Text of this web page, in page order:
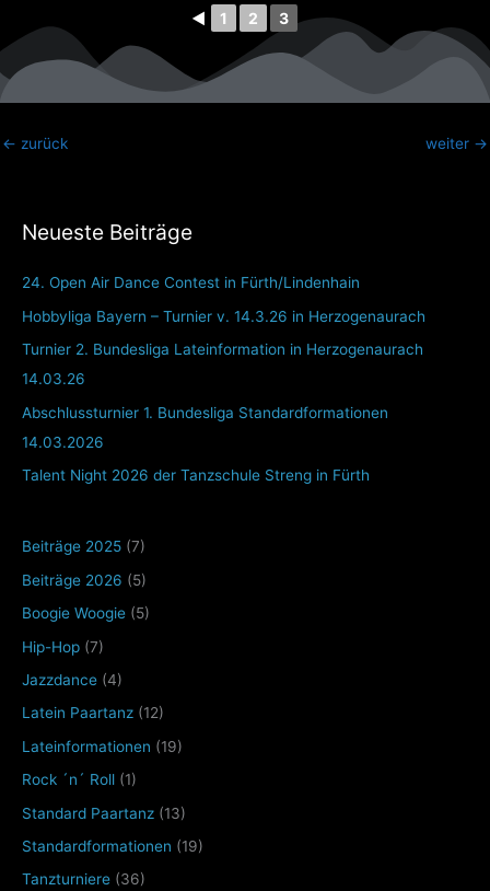
Neueste Beiträge
24. Open Air Dance Contest in Fürth/Lindenhain
Hobbyliga Bayern – Turnier v. 14.3.26 in Herzogenaurach
Turnier 2. Bundesliga Lateinformation in Herzogenaurach
14.03.26
Abschlussturnier 1. Bundesliga Standardformationen
14.03.2026
Talent Night 2026 der Tanzschule Streng in Fürth
Beiträge 2025 (7)
Beiträge 2026 (5)
Boogie Woogie (5)
Hip-Hop (7)
Jazzdance (4)
Latein Paartanz (12)
Lateinformationen (19)
Rock ´n´ Roll (1)
Standard Paartanz (13)
Standardformationen (19)
Tanzturniere (36)
◄ 1 2 3
← zurück weiter →